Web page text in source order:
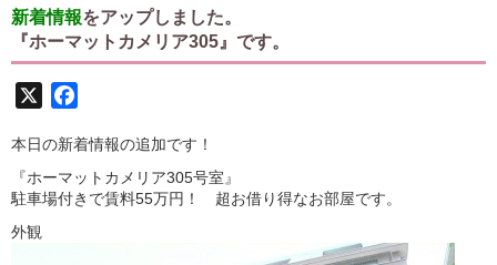
新着情報をアップしました。
『ホーマットカメリア305』です。
本日の新着情報の追加です！
『ホーマットカメリア305号室』
駐車場付きで賃料55万円！ 超お借り得なお部屋です。
外観